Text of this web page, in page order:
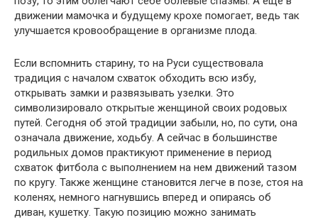
движении мамочка и будущему крохе помогает, ведь так
улучшается кровообращение в организме плода.
Если вспомнить старину, то на Руси существовала
традиция с началом схваток обходить всю избу,
открывать замки и развязывать узелки. Это
символизировало открытые женщиной своих родовых
путей. Сегодня об этой традиции забыли, но, по сути, она
означала движение, ходьбу. А сейчас в большинстве
родильных домов практикуют применение в период
схваток фитбола с выполнением на нем движений тазом
по кругу. Также женщине становится легче в позе, стоя на
коленях, немного нагнувшись вперед и опираясь об
диван, кушетку. Такую позицию можно занимать